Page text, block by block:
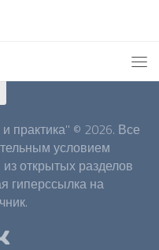
практика" © 2026. Все
условием
открытых разделов
гиперссылка на